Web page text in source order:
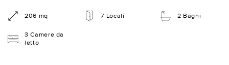
206 mq 7 Locali 2 Bagni
3 Camere da
letto